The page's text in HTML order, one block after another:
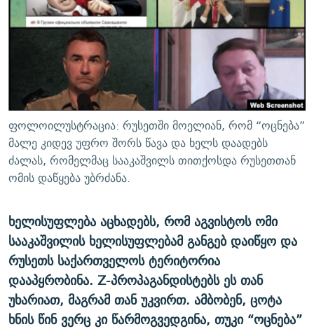
ᲛᲝᲚᲐᲞᲐᲠᲐᲙᲔ ᲢᲔᲥᲡᲢᲔᲑᲘ
ᲨᲘᲜ - ᲣᲪᲮᲝᲔᲗᲨᲘ
ᲚᲘᲢᲔᲠᲐᲢᲣᲠᲣᲚᲘ ᲬᲐᲮᲜᲐᲒᲔᲑᲘ
ᲐᲛᲔᲠᲘᲙᲣᲚᲘ ᲛᲝᲗᲮᲠᲝᲑᲐ
ᲘᲛᲞᲔᲠᲘᲐ ᲓᲐ ᲠᲐᲓᲘᲝ
ᲩᲔᲛᲘ ᲡᲘᲙᲕᲓᲘᲚᲘᲡ ᲛᲘᲖᲔᲖᲘᲐ COVID-19
11 ᲬᲔᲚᲘ - 11 ᲐᲛᲑᲐᲕᲘ
ᲡᲐᲞᲐᲠᲚᲐᲛᲔᲜᲢᲝ ᲐᲠᲩᲔᲕᲜᲔᲑᲘᲡ ᲘᲡᲢᲝᲠᲘᲐ
ᲑᲐᲕᲨᲕᲔᲑᲘ ᲞᲠᲝᲡᲢᲘᲢᲣᲪᲘᲐᲨᲘ - ᲐᲛᲝᲣᲗᲥᲛᲔᲚᲘ ᲐᲛᲑᲐᲕᲘ
5 ᲐᲛᲑᲐᲕᲘ - 20 ᲘᲕᲜᲘᲡᲡ ᲓᲐᲨᲐᲕᲔᲑᲣᲚᲔᲑᲘ
ᲐᲒᲕᲘᲡᲢᲝᲡ ᲝᲛᲘ
ПРИВЕТ ᲙᲣᲚᲢᲣᲠᲐ
ᲒᲐᲛᲝᲘᲬᲔᲠᲔ
რთე/რთ-ის ყველა საიტი
ფოლოილუსტრაცია: რუსეთში მოელიან, რომ “ოცნება”
მალე კიდევ უფრო შორს წავა და ხელს დაადებს
ძალას, რომელმაც სააკაშვილს თითქოსდა რუსეთთან
ომის დაწყება უბრძანა.
ხელისუფლება აცხადებს, რომ აგვისტოს ომი
სააკაშვილის ხელისუფლებამ განგებ დაიწყო და
რუსეთს საქართველოს ტერიტორია
დააპყრობინა. Z-პროპაგანდისტებს ეს თან
უხარიათ, მაგრამ თან უკვირთ. ამბობენ, ცოტა
ხნის წინ ვერც კი წარმოგვედგინა, თუკი “ოცნება”